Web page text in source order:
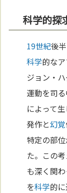
科学的探
19世紀後
科学的な
ジョン・
運動を司
によって
発作と幻覚
特定の部
た。この
も深く関
を科学的